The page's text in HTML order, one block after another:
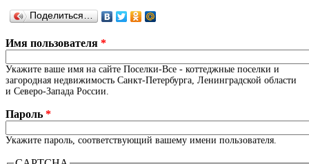
Поделиться…
Имя пользователя *
Укажите ваше имя на сайте Поселки-Все - коттеджные поселки и
загородная недвижимость Санкт-Петербурга, Ленинградской области
и Северо-Запада России.
Пароль *
Укажите пароль, соответствующий вашему имени пользователя.